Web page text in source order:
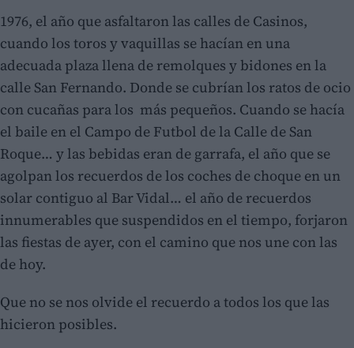
1976, el año que asfaltaron las calles de Casinos,
cuando los toros y vaquillas se hacían en una
adecuada plaza llena de remolques y bidones en la
calle San Fernando. Donde se cubrían los ratos de ocio
con cucañas para los más pequeños. Cuando se hacía
el baile en el Campo de Futbol de la Calle de San
Roque… y las bebidas eran de garrafa, el año que se
agolpan los recuerdos de los coches de choque en un
solar contiguo al Bar Vidal… el año de recuerdos
innumerables que suspendidos en el tiempo, forjaron
las fiestas de ayer, con el camino que nos une con las
de hoy.
Que no se nos olvide el recuerdo a todos los que las
hicieron posibles.